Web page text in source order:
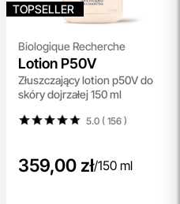
TOPSELLER
Biologique Recherche
Lotion P50V
Złuszczający lotion p50V do
skóry dojrzałej 150 ml
5.0 ( 156)
359,00 zł/150 ml